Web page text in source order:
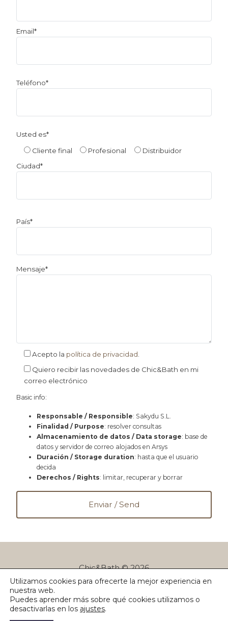
este
campo
Email*
Teléfono*
Usted es*
Cliente final
Profesional
Distribuidor
Ciudad*
País*
Mensaje*
Acepto la política de privacidad.
Quiero recibir las novedades de Chic&Bath en mi
correo electrónico
Basic info:
Responsable / Responsible: Sakydu S.L.
Finalidad / Purpose: resolver consultas
Almacenamiento de datos / Data storage: base de
datos y servidor de correo alojados en Arsys
Duración / Storage duration: hasta que el usuario
decida
Derechos / Rights: limitar, recuperar y borrar
Chic&Bath © 2026
Política de privacidad ¿Dudas?
Utilizamos cookies para ofrecerte la mejor experiencia en
nuestra web.
Puedes aprender más sobre qué cookies utilizamos o
desactivarlas en los ajustes.